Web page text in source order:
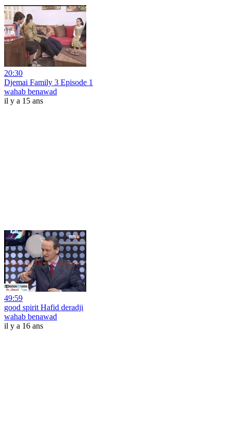
20:30
Djemai Family 3 Episode 1
wahab benawad
il y a 15 ans
49:59
good spirit Hafid deradji
wahab benawad
il y a 16 ans